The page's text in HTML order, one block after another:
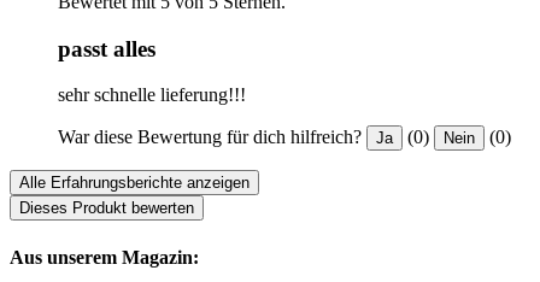
passt alles
sehr schnelle lieferung!!!
War diese Bewertung für dich hilfreich? Ja (0) Nein (0)
Alle Erfahrungsberichte anzeigen
Dieses Produkt bewerten
Aus unserem Magazin: